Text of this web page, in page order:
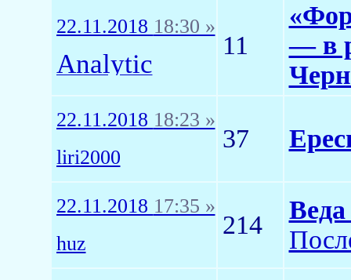
22.11.2018 18:30 »
Analytic
11
— в
22.11.2018 18:23 »
liri2000
37
22.11.2018 17:35 »
huz
214